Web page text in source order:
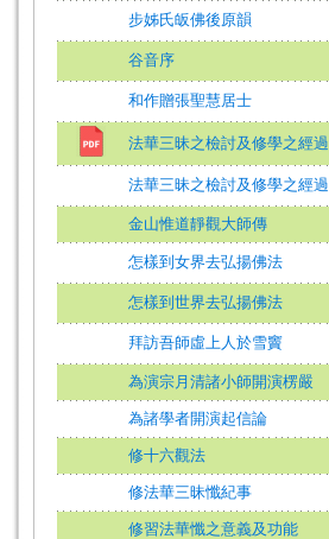
步姊氏皈佛後原韻
谷音序
和作贈張聖慧居士
法華三昧之檢討及修學之經過
法華三昧之檢討及修學之經過
金山惟道靜觀大師傳
怎樣到女界去弘揚佛法
怎樣到世界去弘揚佛法
拜訪吾師虛上人於雪竇
為演宗月清諸小師開演楞嚴
為諸學者開演起信論
修十六觀法
修法華三昧懺紀事
修習法華懺之意義及功能